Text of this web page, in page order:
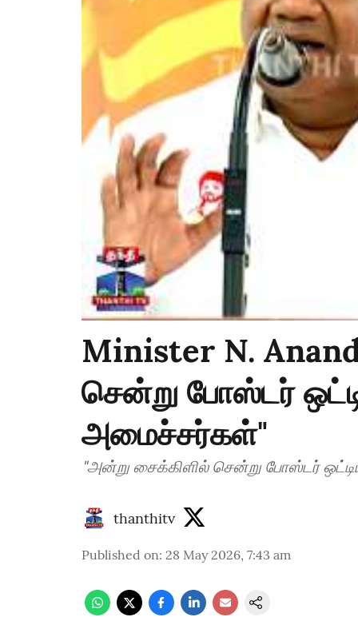
Minister N.
சென்று போஸ்டர்
அமைச்சர்கள்"
"அன்று சைக்கிளில் சென்று போஸ்டர்
thanthitv
Published on: 28 May 2026, 7:43 am